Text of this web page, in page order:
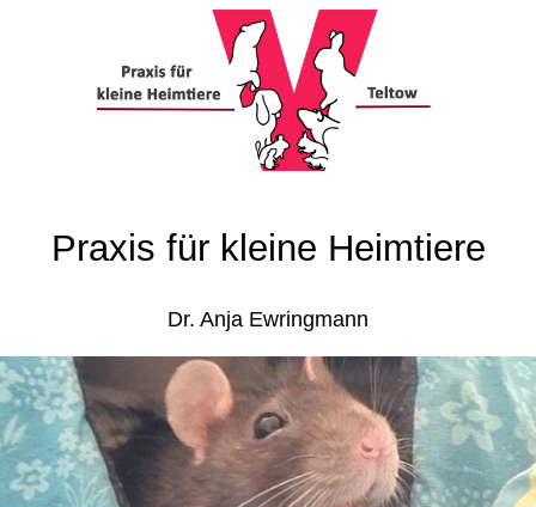
Praxis für kleine Heimtiere
Dr. Anja Ewringmann